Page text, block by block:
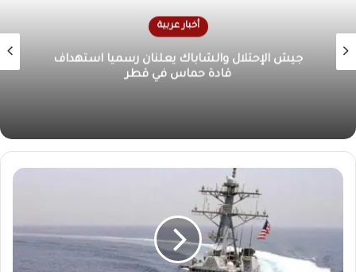
أخبار عربية
شهيدان في غارة لطيران الاحتلال على جنوب لبنان